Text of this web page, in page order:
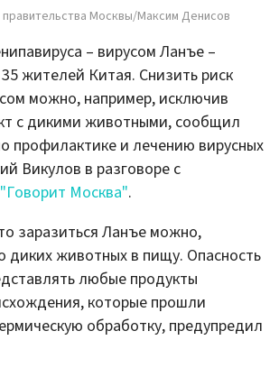
Москвы/Максим Денисов
– вирусом Ланъе –
жителей Китая. Снизить риск
можно, например, исключив
с дикими животными, сообщил
профилактике и лечению вирусных
Викулов в разговоре с
"Говорит Москва".
заразиться Ланъе можно,
диких животных в пищу. Опасность
любые продукты
которые прошли
обработку, предупредил